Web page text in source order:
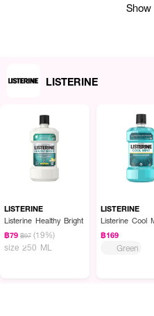
ผลลัพธ์ที่ได้ :
ช่วยสร้างสุขภาพดีให้ช่องปาก ด้วยซิงค์
ช่วยลดการสะสมของหินปูน ได้ดีกว่ากา
LISTERINE
LISTERINE
Listerine Healthy Bright
฿79 ฿97 (19%)
size 250 ML
LISTERINE
Listerine Cool
฿169
Green